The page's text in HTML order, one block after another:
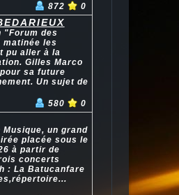
872 0
"Forum des
matinée les
pu aller à la
Gilles Marco
sa future
Un sujet de
580
0
un grand
placée sous le
à partir de
concerts
: La Batucanfare